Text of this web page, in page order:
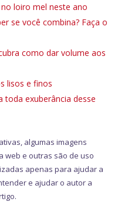
loiro mel neste ano
se você combina? Faça o
como dar volume aos
lisos e finos
toda exuberância desse
algumas imagens
web e outras são de uso
apenas para ajudar a
e ajudar o autor a